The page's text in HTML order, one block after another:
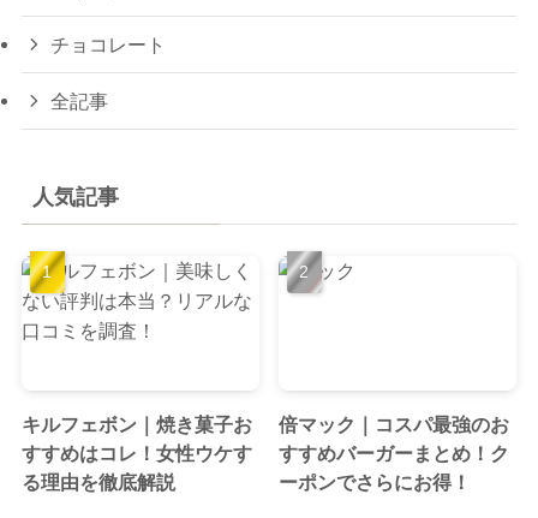
チョコレート
全記事
人気記事
キルフェボン｜焼き菓子お
すすめはコレ！女性ウケす
る理由を徹底解説
倍マック｜コスパ最強のお
すすめバーガーまとめ！ク
ーポンでさらにお得！